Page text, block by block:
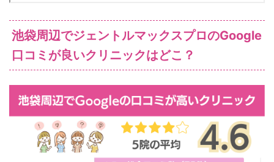
池袋周辺でジェントルマックスプロのGoogle
口コミが良いクリニックはどこ？